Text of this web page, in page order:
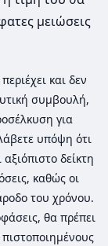
μειώσεις
και δεν
συμβουλή,
για
υπόψη ότι
δείκτη
καθώς οι
του χρόνου.
θα πρέπει